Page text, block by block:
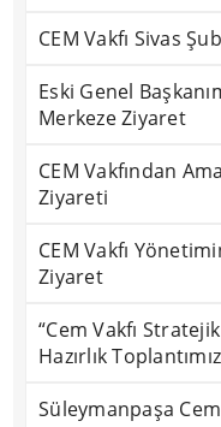
CEM Vakfı Sivas
Eski Genel
Merkeze Ziyaret
CEM Vakfından
Ziyareti
CEM Vakfı
Ziyaret
“Cem Vakfı
Hazırlık
Süleymanpaşa